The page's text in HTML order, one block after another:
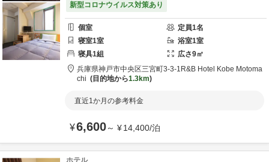
新型コロナウイルス対策あり
個室 定員1名
寝室1室 浴室1室
寝具1組 広さ9㎡
兵庫県神戸市中央区三宮町3-3-1 R&B Hotel Kobe Motoma
chi
目的地から1.3km
直近1か月の参考料金
¥6,600～ ¥14,400/泊
ホテル